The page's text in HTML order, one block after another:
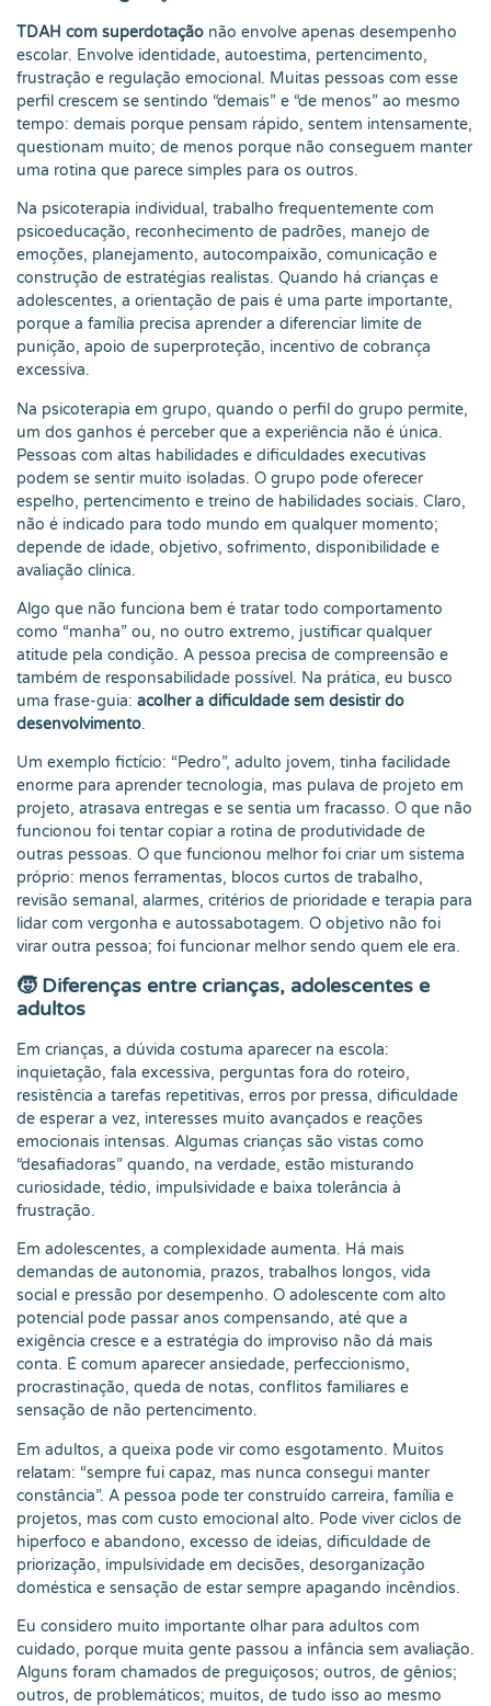
TDAH com superdotação não envolve apenas desempenho
escolar. Envolve identidade, autoestima, pertencimento,
frustração e regulação emocional. Muitas pessoas com esse
perfil crescem se sentindo “demais” e “de menos” ao mesmo
tempo: demais porque pensam rápido, sentem intensamente,
questionam muito; de menos porque não conseguem manter
uma rotina que parece simples para os outros.
Na psicoterapia individual, trabalho frequentemente com
psicoeducação, reconhecimento de padrões, manejo de
emoções, planejamento, autocompaixão, comunicação e
construção de estratégias realistas. Quando há crianças e
adolescentes, a orientação de pais é uma parte importante,
porque a família precisa aprender a diferenciar limite de
punição, apoio de superproteção, incentivo de cobrança
excessiva.
Na psicoterapia em grupo, quando o perfil do grupo permite,
um dos ganhos é perceber que a experiência não é única.
Pessoas com altas habilidades e dificuldades executivas
podem se sentir muito isoladas. O grupo pode oferecer
espelho, pertencimento e treino de habilidades sociais. Claro,
não é indicado para todo mundo em qualquer momento;
depende de idade, objetivo, sofrimento, disponibilidade e
avaliação clínica.
Algo que não funciona bem é tratar todo comportamento
como “manha” ou, no outro extremo, justificar qualquer
atitude pela condição. A pessoa precisa de compreensão e
também de responsabilidade possível. Na prática, eu busco
uma frase-guia: acolher a dificuldade sem desistir do
desenvolvimento.
Um exemplo fictício: “Pedro”, adulto jovem, tinha facilidade
enorme para aprender tecnologia, mas pulava de projeto em
projeto, atrasava entregas e se sentia um fracasso. O que não
funcionou foi tentar copiar a rotina de produtividade de
outras pessoas. O que funcionou melhor foi criar um sistema
próprio: menos ferramentas, blocos curtos de trabalho,
revisão semanal, alarmes, critérios de prioridade e terapia para
lidar com vergonha e autossabotagem. O objetivo não foi
virar outra pessoa; foi funcionar melhor sendo quem ele era.
🧒 Diferenças entre crianças, adolescentes e
adultos
Em crianças, a dúvida costuma aparecer na escola:
inquietação, fala excessiva, perguntas fora do roteiro,
resistência a tarefas repetitivas, erros por pressa, dificuldade
de esperar a vez, interesses muito avançados e reações
emocionais intensas. Algumas crianças são vistas como
“desafiadoras” quando, na verdade, estão misturando
curiosidade, tédio, impulsividade e baixa tolerância à
frustração.
Em adolescentes, a complexidade aumenta. Há mais
demandas de autonomia, prazos, trabalhos longos, vida
social e pressão por desempenho. O adolescente com alto
potencial pode passar anos compensando, até que a
exigência cresce e a estratégia do improviso não dá mais
conta. É comum aparecer ansiedade, perfeccionismo,
procrastinação, queda de notas, conflitos familiares e
sensação de não pertencimento.
Em adultos, a queixa pode vir como esgotamento. Muitos
relatam: “sempre fui capaz, mas nunca consegui manter
constância”. A pessoa pode ter construído carreira, família e
projetos, mas com custo emocional alto. Pode viver ciclos de
hiperfoco e abandono, excesso de ideias, dificuldade de
priorização, impulsividade em decisões, desorganização
doméstica e sensação de estar sempre apagando incêndios.
Eu considero muito importante olhar para adultos com
cuidado, porque muita gente passou a infância sem avaliação.
Alguns foram chamados de preguiçosos; outros, de gênios;
outros, de problemáticos; muitos, de tudo isso ao mesmo